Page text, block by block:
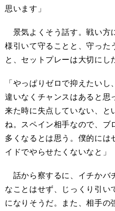
思います」
景気よくそう話す。戦い方
様引いて守ることと、守った
と、セットプレーは大切にし
「やっぱりゼロで抑えたい
違いなくチャンスはあると思
来た時に失点していない、と
ね。スペイン相手なので、ブ
多くなるとは思う。僕的には
イドでやらせたくないなと」
話から察するに、イチかバ
なことはせず、じっくり引い
になりそうだ。また、相手の